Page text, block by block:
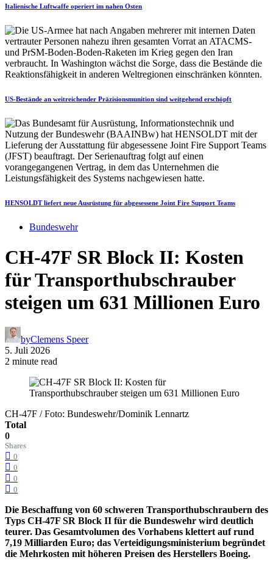
Italienische Luftwaffe operiert im nahen Osten
US-Bestände an weitreichender Präzisionsmunition sind weitgehend erschöpft
HENSOLDT liefert neue Ausrüstung für abgesessene Joint Fire Support Teams
Bundeswehr
CH-47F SR Block II: Kosten
für Transporthubschrauber
steigen um 631 Millionen Euro
byClemens Speer
5. Juli 2026
2 minute read
CH-47F / Foto: Bundeswehr/Dominik Lennartz
Total
0
Shares
0
0
0
0
Die Beschaffung von 60 schweren Transporthubschraubern des
Typs CH-47F SR Block II für die Bundeswehr wird deutlich
teurer. Das Gesamtvolumen des Vorhabens klettert auf rund
7,19 Milliarden Euro; das Verteidigungsministerium begründet
die Mehrkosten mit höheren Preisen des Herstellers Boeing.